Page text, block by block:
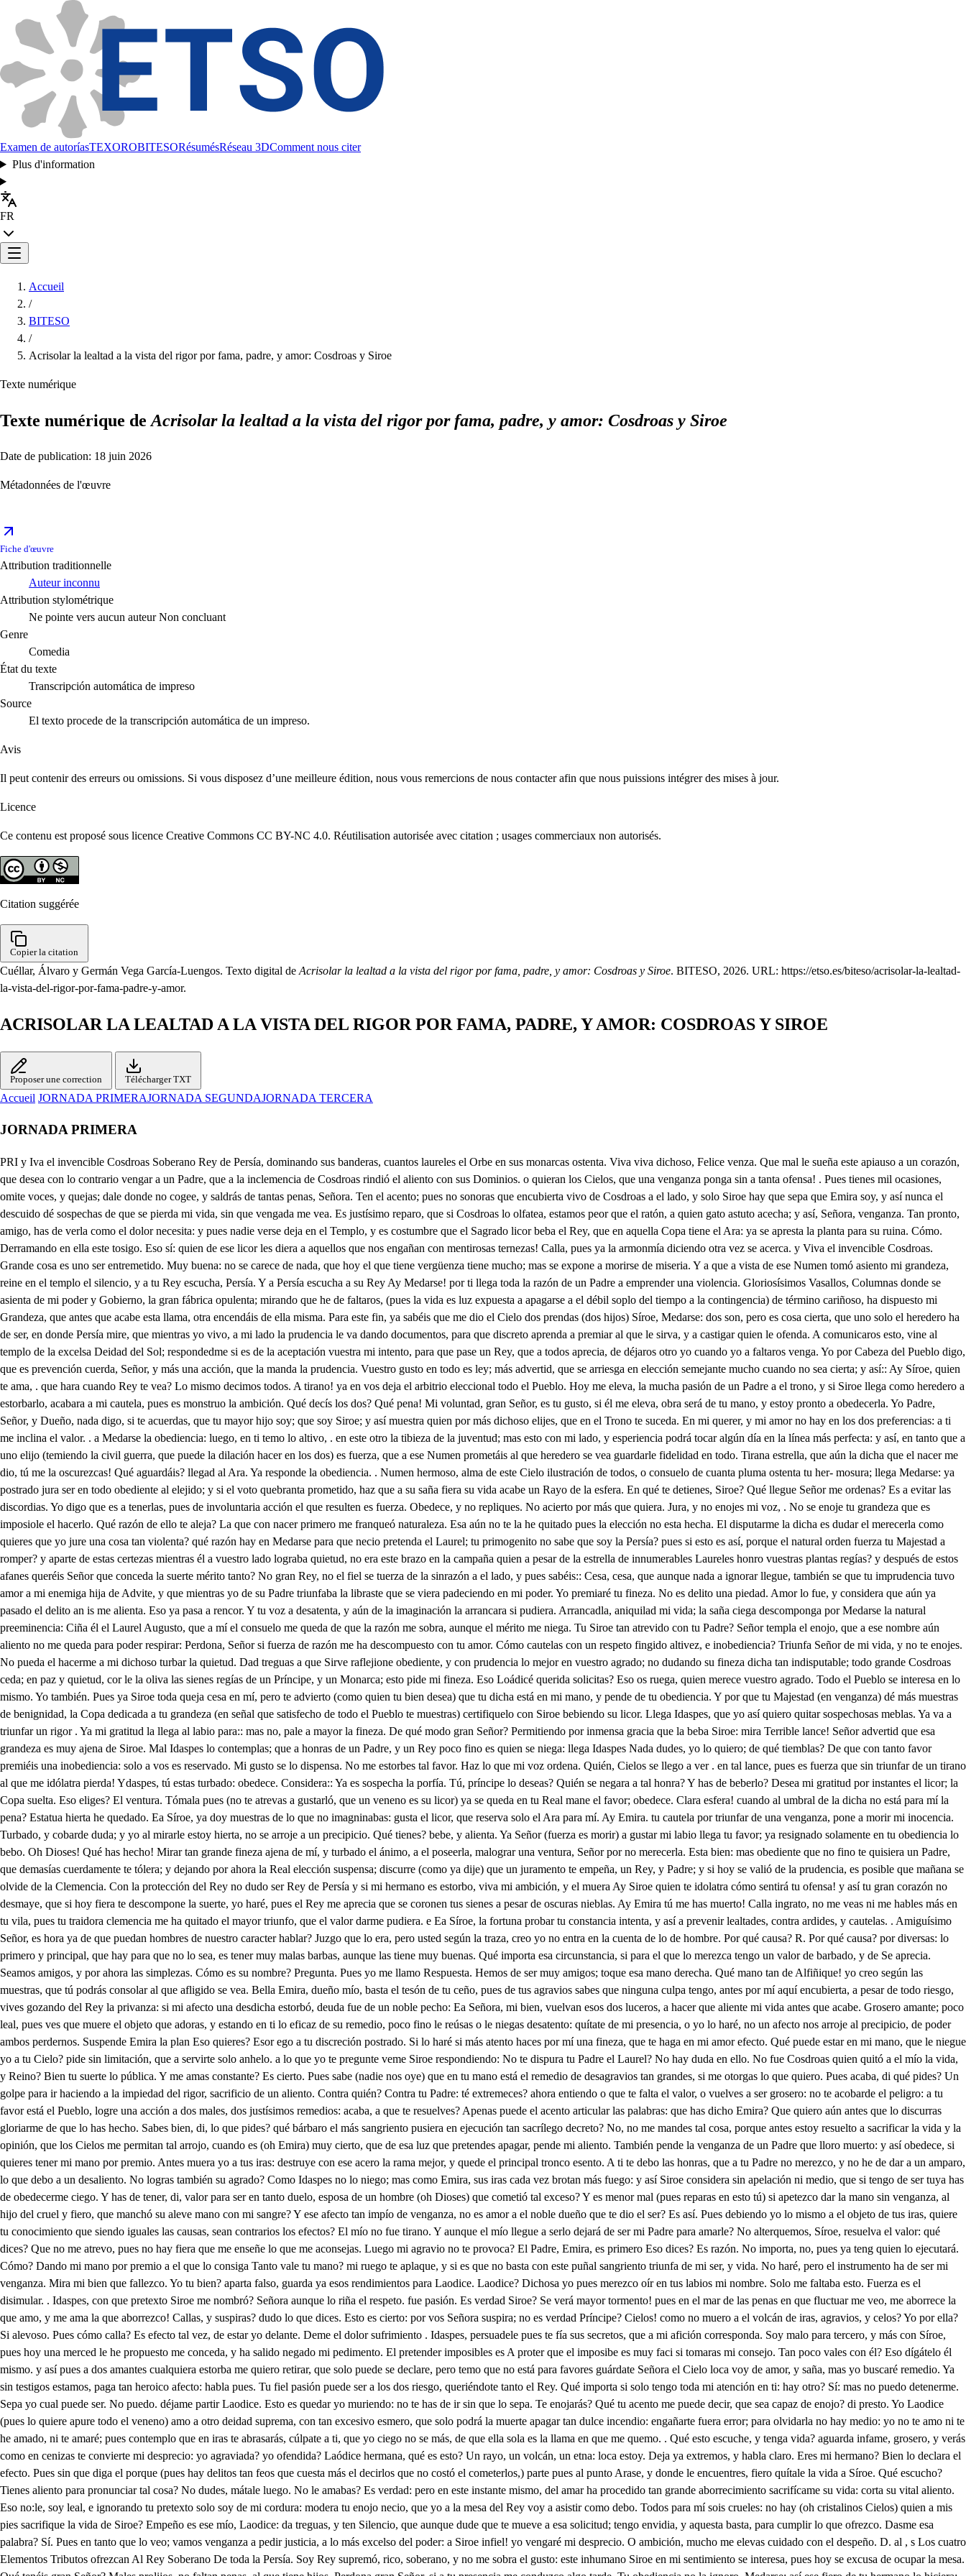
Examen de autoríasTEXOROBITESORésumésRéseau 3DComment nous citer
Plus d'information
FR
Accueil
/
BITESO
/
Acrisolar la lealtad a la vista del rigor por fama, padre, y amor: Cosdroas y Siroe
Texte numérique
Texte numérique de Acrisolar la lealtad a la vista del rigor por fama, padre, y amor: Cosdroas y Siroe
Date de publication: 18 juin 2026
Métadonnées de l'œuvre
Fiche d'œuvre
Attribution traditionnelle
Auteur inconnu
Attribution stylométrique
Ne pointe vers aucun auteur Non concluant
Genre
Comedia
État du texte
Transcripción automática de impreso
Source
El texto procede de la transcripción automática de un impreso.
Avis
Il peut contenir des erreurs ou omissions. Si vous disposez d’une meilleure édition, nous vous remercions de nous contacter afin que nous puissions intégrer des mises à jour.
Licence
Ce contenu est proposé sous licence Creative Commons CC BY-NC 4.0. Réutilisation autorisée avec citation ; usages commerciaux non autorisés.
Citation suggérée
Copier la citation
Cuéllar, Álvaro y Germán Vega García-Luengos. Texto digital de Acrisolar la lealtad a la vista del rigor por fama, padre, y amor: Cosdroas y Siroe. BITESO, 2026. URL: https://etso.es/biteso/acrisolar-la-lealtad-
la-vista-del-rigor-por-fama-padre-y-amor.
ACRISOLAR LA LEALTAD A LA VISTA DEL RIGOR POR FAMA, PADRE, Y AMOR: COSDROAS Y SIROE
Proposer une correction Télécharger TXT
Accueil JORNADA PRIMERAJORNADA SEGUNDAJORNADA TERCERA
JORNADA PRIMERA
PRI y Iva el invencible Cosdroas Soberano Rey de Persía, dominando sus banderas, cuantos laureles el Orbe en sus monarcas ostenta. Viva viva dichoso, Felice venza. Que mal le sueña este apiauso a un corazón, que desea con lo contrario vengar a un Padre, que a la inclemencia de Cosdroas rindió el aliento con sus Dominios. o quieran los Cielos, que una venganza ponga sin a tanta ofensa! . Pues tienes mil ocasiones, omite voces, y quejas; dale donde no cogee, y saldrás de tantas penas, Señora. Ten el acento; pues no sonoras que encubierta vivo de Cosdroas a el lado, y solo Siroe hay que sepa que Emira soy, y así nunca el descuido dé sospechas de que se pierda mi vida, sin que vengada me vea. Es justísimo reparo, que si Cosdroas lo olfatea, estamos peor que el ratón, a quien gato astuto acecha; y así, Señora, venganza. Tan pronto, amigo, has de verla como el dolor necesita: y pues nadie verse deja en el Templo, y es costumbre que el Sagrado licor beba el Rey, que en aquella Copa tiene el Ara: ya se apresta la planta para su ruina. Cómo. Derramando en ella este tosigo. Eso sí: quien de ese licor les diera a aquellos que nos engañan con mentirosas ternezas! Calla, pues ya la armonmía diciendo otra vez se acerca. y Viva el invencible Cosdroas. Grande cosa es uno ser entremetido. Muy buena: no se carece de nada, que hoy el que tiene vergüenza tiene mucho; mas se expone a morirse de miseria. Y a que a vista de ese Numen tomó asiento mi grandeza, reine en el templo el silencio, y a tu Rey escucha, Persía. Y a Persía escucha a su Rey Ay Medarse! por ti llega toda la razón de un Padre a emprender una violencia. Gloriosísimos Vasallos, Columnas donde se asienta de mi poder y Gobierno, la gran fábrica opulenta; mirando que he de faltaros, (pues la vida es luz expuesta a apagarse a el débil soplo del tiempo a la contingencia) de término cariñoso, ha dispuesto mi Grandeza, que antes que acabe esta llama, otra encendáis de ella misma. Para este fin, ya sabéis que me dio el Cielo dos prendas (dos hijos) Síroe, Medarse: dos son, pero es cosa cierta, que uno solo el heredero ha de ser, en donde Persía mire, que mientras yo vivo, a mi lado la prudencia le va dando documentos, para que discreto aprenda a premiar al que le sirva, y a castigar quien le ofenda. A comunicaros esto, vine al templo de la excelsa Deidad del Sol; respondedme si es de la aceptación vuestra mi intento, para que pase un Rey, que a todos aprecia, de déjaros otro yo cuando yo a faltaros venga. Yo por Cabeza del Pueblo digo, que es prevención cuerda, Señor, y más una acción, que la manda la prudencia. Vuestro gusto en todo es ley; más advertid, que se arriesga en elección semejante mucho cuando no sea cierta; y así:: Ay Síroe, quien te ama, . que hara cuando Rey te vea? Lo mismo decimos todos. A tirano! ya en vos deja el arbitrio eleccional todo el Pueblo. Hoy me eleva, la mucha pasión de un Padre a el trono, y si Siroe llega como heredero a estorbarlo, acabara a mi cautela, pues es monstruo la ambición. Qué decís los dos? Qué pena! Mi voluntad, gran Señor, es tu gusto, si él me eleva, obra será de tu mano, y estoy pronto a obedecerla. Yo Padre, Señor, y Dueño, nada digo, si te acuerdas, que tu mayor hijo soy; que soy Siroe; y así muestra quien por más dichoso elijes, que en el Trono te suceda. En mi querer, y mi amor no hay en los dos preferencias: a ti me inclina el valor. . a Medarse la obediencia: luego, en ti temo lo altivo, . en este otro la tibieza de la juventud; mas esto con mi lado, y esperiencia podrá tocar algún día en la línea más perfecta: y así, en tanto que a uno elijo (temiendo la civil guerra, que puede la dilación hacer en los dos) es fuerza, que a ese Numen prometáis al que heredero se vea guardarle fidelidad en todo. Tirana estrella, que aún la dicha que el nacer me dio, tú me la oscurezcas! Qué aguardáis? llegad al Ara. Ya responde la obediencia. . Numen hermoso, alma de este Cielo ilustración de todos, o consuelo de cuanta pluma ostenta tu her- mosura; llega Medarse: ya postrado jura ser en todo obediente al elejido; y si el voto quebranta prometido, haz que a su saña fiera su vida acabe un Rayo de la esfera. En qué te detienes, Siroe? Qué llegue Señor me ordenas? Es a evitar las discordias. Yo digo que es a tenerlas, pues de involuntaria acción el que resulten es fuerza. Obedece, y no repliques. No acierto por más que quiera. Jura, y no enojes mi voz, . No se enoje tu grandeza que es imposiole el hacerlo. Qué razón de ello te aleja? La que con nacer primero me franqueó naturaleza. Esa aún no te la he quitado pues la elección no esta hecha. El disputarme la dicha es dudar el merecerla como quieres que yo jure una cosa tan violenta? qué razón hay en Medarse para que necio pretenda el Laurel; tu primogenito no sabe que soy la Persía? pues si esto es así, porque el natural orden fuerza tu Majestad a romper? y aparte de estas certezas mientras él a vuestro lado lograba quietud, no era este brazo en la campaña quien a pesar de la estrella de innumerables Laureles honro vuestras plantas regías? y después de estos afanes queréis Señor que conceda la suerte mérito tanto? No gran Rey, no el fiel se tuerza de la sinrazón a el lado, y pues sabéis:: Cesa, cesa, que aunque nada a ignorar llegue, también se que tu imprudencia tuvo amor a mi enemiga hija de Advite, y que mientras yo de su Padre triunfaba la libraste que se viera padeciendo en mi poder. Yo premiaré tu fineza. No es delito una piedad. Amor lo fue, y considera que aún ya pasado el delito an is me alienta. Eso ya pasa a rencor. Y tu voz a desatenta, y aún de la imaginación la arrancara si pudiera. Arrancadla, aniquilad mi vida; la saña ciega descomponga por Medarse la natural preeminencia: Ciña él el Laurel Augusto, que a mí el consuelo me queda de que la razón me sobra, aunque el mérito me niega. Tu Siroe tan atrevido con tu Padre? Señor templa el enojo, que a ese nombre aún aliento no me queda para poder respirar: Perdona, Señor si fuerza de razón me ha descompuesto con tu amor. Cómo cautelas con un respeto fingido altivez, e inobediencia? Triunfa Señor de mi vida, y no te enojes. No pueda el hacerme a mi dichoso turbar la quietud. Dad treguas a que Sirve raflejione obediente, y con prudencia lo mejor en vuestro agrado; no dudando su fineza dicha tan indisputable; todo grande Cosdroas ceda; en paz y quietud, cor le la oliva las sienes regías de un Príncipe, y un Monarca; esto pide mi fineza. Eso Loádicé querida solicitas? Eso os ruega, quien merece vuestro agrado. Todo el Pueblo se interesa en lo mismo. Yo también. Pues ya Siroe toda queja cesa en mí, pero te advierto (como quien tu bien desea) que tu dicha está en mi mano, y pende de tu obediencia. Y por que tu Majestad (en venganza) dé más muestras de benignidad, la Copa dedicada a tu grandeza (en señal que satisfecho de todo el Pueblo te muestras) certifiquelo con Siroe bebiendo su licor. Llega Idaspes, que yo así quiero quitar sospechosas meblas. Ya va a triunfar un rigor . Ya mi gratitud la llega al labio para:: mas no, pale a mayor la fineza. De qué modo gran Señor? Permitiendo por inmensa gracia que la beba Siroe: mira Terrible lance! Señor advertid que esa grandeza es muy ajena de Siroe. Mal Idaspes lo contemplas; que a honras de un Padre, y un Rey poco fino es quien se niega: llega Idaspes Nada dudes, yo lo quiero; de qué tiemblas? De que con tanto favor premiéis una inobediencia: solo a vos es reservado. Mi gusto se lo dispensa. No me estorbes tal favor. Haz lo que mi voz ordena. Quién, Cielos se llego a ver . en tal lance, pues es fuerza que sin triunfar de un tirano al que me idólatra pierda! Ydaspes, tú estas turbado: obedece. Considera:: Ya es sospecha la porfía. Tú, príncipe lo deseas? Quién se negara a tal honra? Y has de beberlo? Desea mi gratitud por instantes el licor; la Copa suelta. Eso eliges? El ventura. Tómala pues (no te atrevas a gustarló, que un veneno es su licor) ya se queda en tu Real mane el favor; obedece. Clara esfera! cuando al umbral de la dicha no está para mí la pena? Estatua hierta he quedado. Ea Síroe, ya doy muestras de lo que no imagninabas: gusta el licor, que reserva solo el Ara para mí. Ay Emira. tu cautela por triunfar de una venganza, pone a morir mi inocencia. Turbado, y cobarde duda; y yo al mirarle estoy hierta, no se arroje a un precipicio. Qué tienes? bebe, y alienta. Ya Señor (fuerza es morir) a gustar mi labio llega tu favor; ya resignado solamente en tu obediencia lo bebo. Oh Dioses! Qué has hecho! Mirar tan grande fineza ajena de mí, y turbado el ánimo, a el poseerla, malograr una ventura, Señor por no merecerla. Esta bien: mas obediente que no fino te quisiera un Padre, que demasías cuerdamente te tólera; y dejando por ahora la Real elección suspensa; discurre (como ya dije) que un juramento te empeña, un Rey, y Padre; y si hoy se valió de la prudencia, es posible que mañana se olvide de la Clemencia. Con la protección del Rey no dudo ser Rey de Persía y si mi hermano es estorbo, viva mi ambición, y el muera Ay Siroe quien te idolatra cómo sentirá tu ofensa! y así tu gran corazón no desmaye, que si hoy fiera te descompone la suerte, yo haré, pues el Rey me aprecia que se coronen tus sienes a pesar de oscuras nieblas. Ay Emira tú me has muerto! Calla ingrato, no me veas ni me hables más en tu vila, pues tu traidora clemencia me ha quitado el mayor triunfo, que el valor darme pudiera. e Ea Síroe, la fortuna probar tu constancia intenta, y así a prevenir lealtades, contra ardides, y cautelas. . Amiguísimo Señor, es hora ya de que puedan hombres de nuestro caracter hablar? Juzgo que lo era, pero usted según la traza, creo yo no entra en la cuenta de lo de hombre. Por qué causa? R. Por qué causa? por diversas: lo primero y principal, que hay para que no lo sea, es tener muy malas barbas, aunque las tiene muy buenas. Qué importa esa circunstancia, si para el que lo merezca tengo un valor de barbado, y de Se aprecia. Seamos amigos, y por ahora las simplezas. Cómo es su nombre? Pr